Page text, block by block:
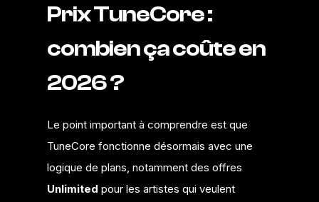
Prix TuneCore :
combien ça coûte en
2026 ?
Le point important à comprendre est que
TuneCore fonctionne désormais avec une
logique de plans, notamment des offres
Unlimited pour les artistes qui veulent